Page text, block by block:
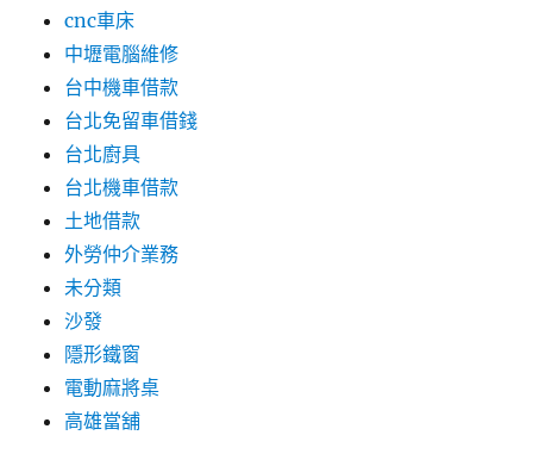
cnc車床
中壢電腦維修
台中機車借款
台北免留車借錢
台北廚具
台北機車借款
土地借款
外勞仲介業務
未分類
沙發
隱形鐵窗
電動麻將桌
高雄當舖